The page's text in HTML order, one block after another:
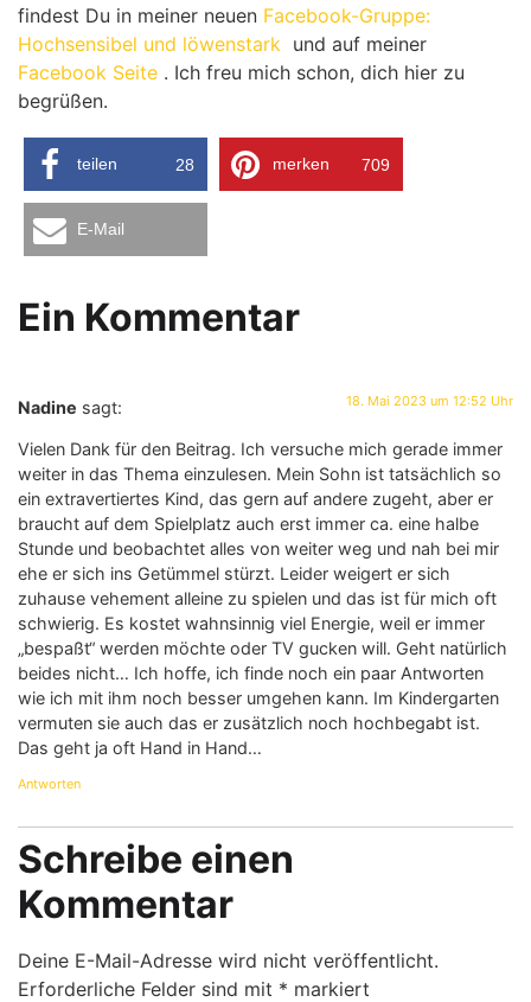
findest Du in meiner neuen Facebook-Gruppe:
Hochsensibel und löwenstark und auf meiner
Facebook Seite . Ich freu mich schon, dich hier zu
begrüßen.
teilen 28 merken 709
E-Mail
Ein Kommentar
Nadine sagt: 18. Mai 2023 um 12:52 Uhr
Vielen Dank für den Beitrag. Ich versuche mich gerade immer
weiter in das Thema einzulesen. Mein Sohn ist tatsächlich so
ein extravertiertes Kind, das gern auf andere zugeht, aber er
braucht auf dem Spielplatz auch erst immer ca. eine halbe
Stunde und beobachtet alles von weiter weg und nah bei mir
ehe er sich ins Getümmel stürzt. Leider weigert er sich
zuhause vehement alleine zu spielen und das ist für mich oft
schwierig. Es kostet wahnsinnig viel Energie, weil er immer
„bespaßt“ werden möchte oder TV gucken will. Geht natürlich
beides nicht… Ich hoffe, ich finde noch ein paar Antworten
wie ich mit ihm noch besser umgehen kann. Im Kindergarten
vermuten sie auch das er zusätzlich noch hochbegabt ist.
Das geht ja oft Hand in Hand…
Antworten
Schreibe einen
Kommentar
Deine E-Mail-Adresse wird nicht veröffentlicht.
Erforderliche Felder sind mit * markiert